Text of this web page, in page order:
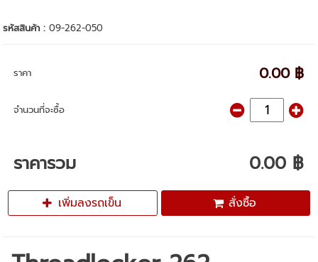
รหัสสินค้า :09-262-050
ราคา 0.00 ฿
จำนวนที่จะซื้อ
ราคารวม 0.00 ฿
เพิ่มลงรถเข็น สั่งซื้อ